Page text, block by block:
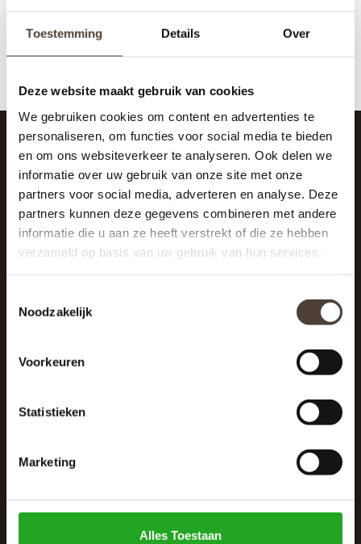
Toestemming Details Over
Deze website maakt gebruik van cookies
We gebruiken cookies om content en advertenties te
personaliseren, om functies voor social media te bieden
en om ons websiteverkeer te analyseren. Ook delen we
informatie over uw gebruik van onze site met onze
partners voor social media, adverteren en analyse. Deze
partners kunnen deze gegevens combineren met andere
informatie die u aan ze heeft verstrekt of die ze hebben
verzameld op basis van uw gebruik van hun services.
Noodzakelijk
Voorkeuren
Statistieken
Marketing
Alles Toestaan
SCHRIJF JE IN VOOR DE NIEUWSBRIEF
And stay up to date with our latest offers
5625 AG Eindhoven